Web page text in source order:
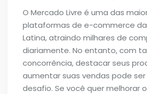
O Mercado Livre é uma das
plataformas de e-commerce
Latina, atraindo milhares de
diariamente. No entanto, com
concorrência, destacar seus
aumentar suas vendas pode
desafio. Se você quer melhorar